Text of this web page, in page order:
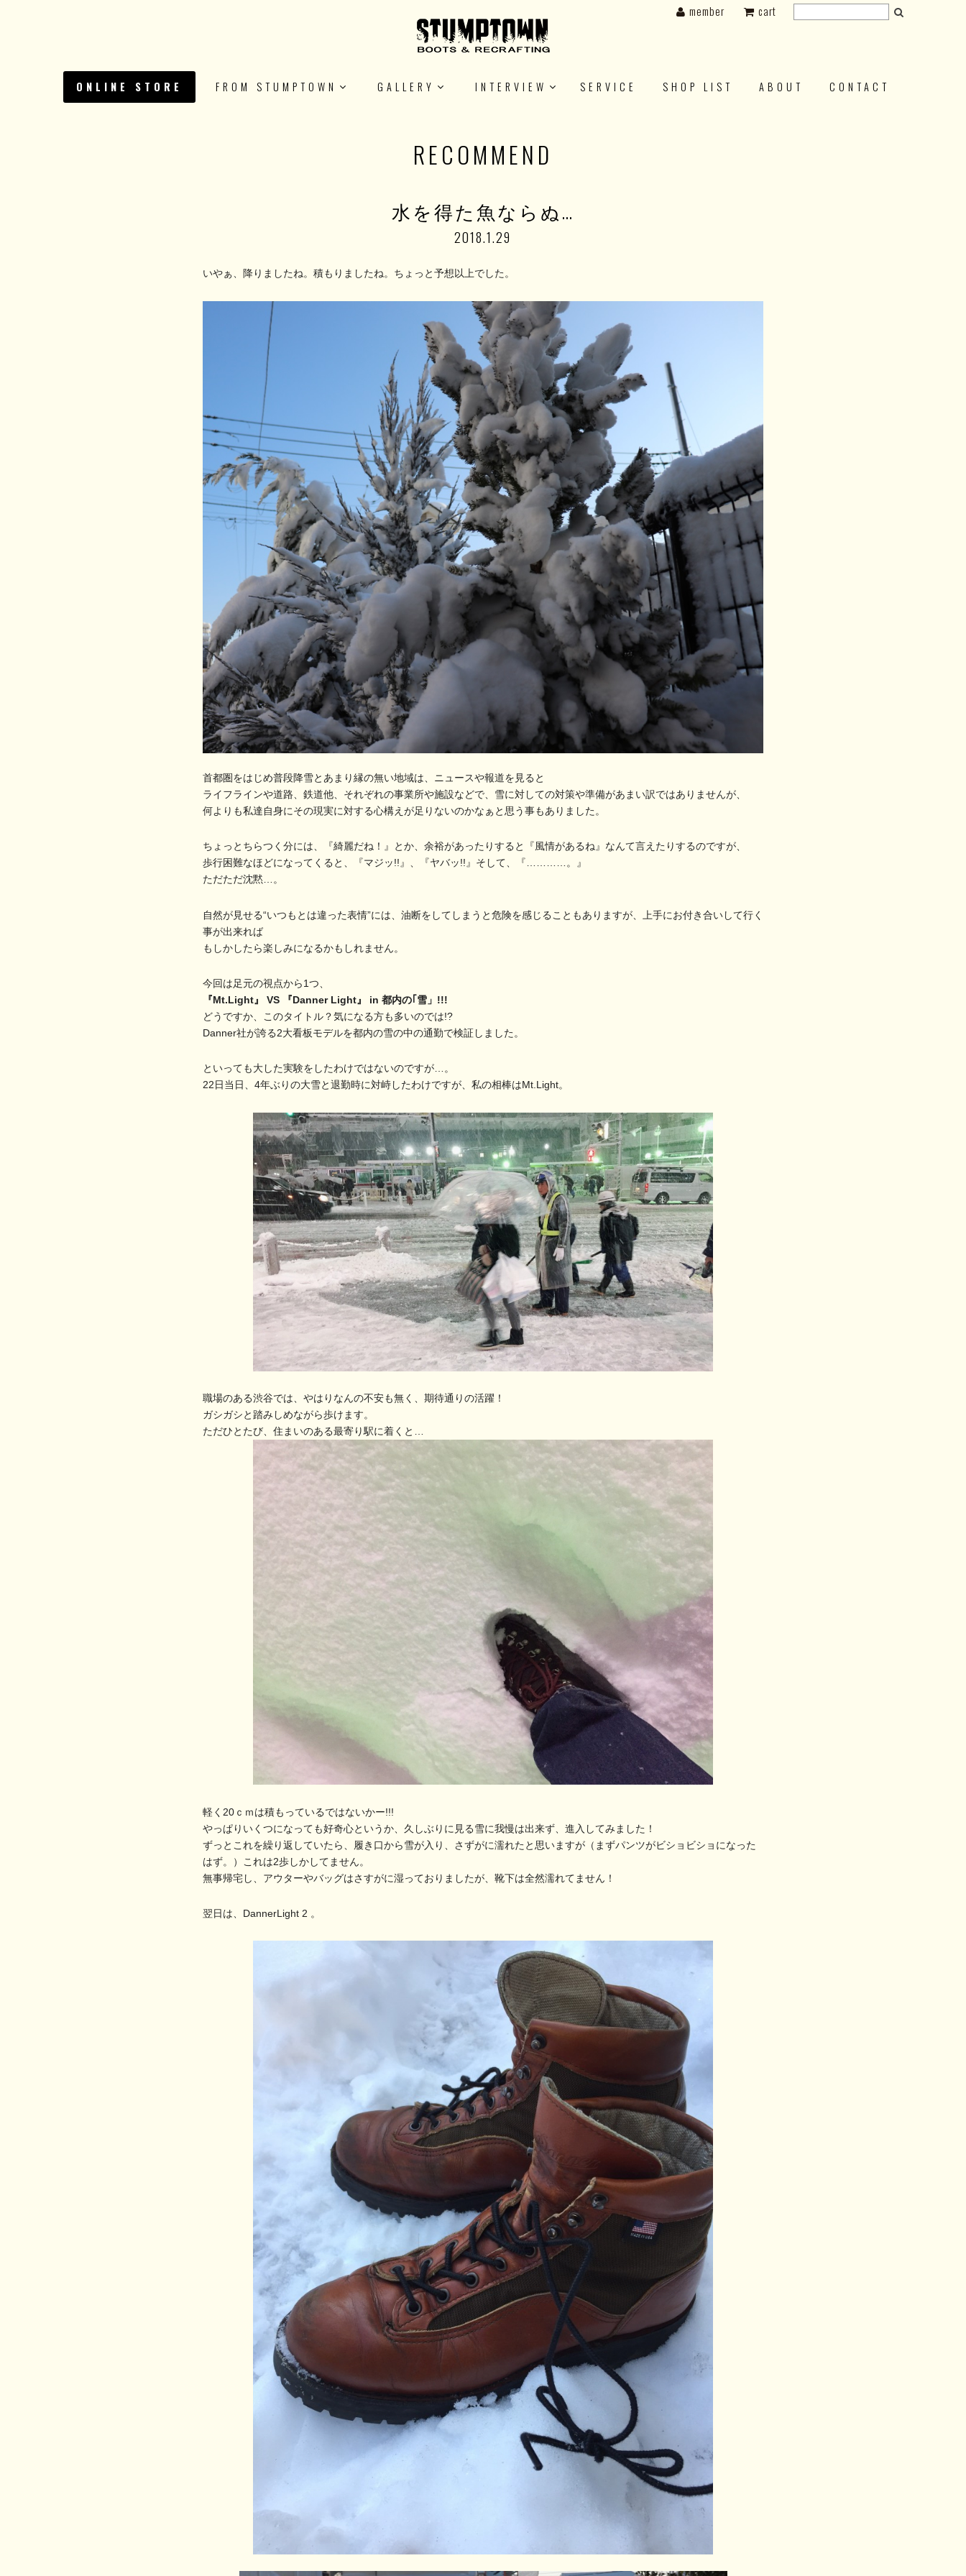
ONLINE STORE FROM STUMPTOWN GALLERY INTERVIEW SERVICE SHOP LIST ABOUT CONTACT
member cart
RECOMMEND
水を得た魚ならぬ…
2018.1.29
いやぁ、降りましたね。積もりましたね。ちょっと予想以上でした。
首都圏をはじめ普段降雪とあまり縁の無い地域は、ニュースや報道を見ると
ライフラインや道路、鉄道他、それぞれの事業所や施設などで、雪に対しての対策や準備があまい訳ではありませんが、
何よりも私達自身にその現実に対する心構えが足りないのかなぁと思う事もありました。
ちょっとちらつく分には、『綺麗だね！』とか、余裕があったりすると『風情があるね』なんて言えたりするのですが、
歩行困難なほどになってくると、『マジッ!!』、『ヤバッ!!』そして、『…………。』
ただただ沈黙…。
自然が見せる“いつもとは違った表情”には、油断をしてしまうと危険を感じることもありますが、上手にお付き合いして行く
事が出来れば
もしかしたら楽しみになるかもしれません。
今回は足元の視点から1つ、
『Mt.Light』 VS 『Danner Light』 in 都内の｢雪」!!!
どうですか、このタイトル？気になる方も多いのでは!?
Danner社が誇る2大看板モデルを都内の雪の中の通勤で検証しました。
といっても大した実験をしたわけではないのですが…。
22日当日、4年ぶりの大雪と退勤時に対峙したわけですが、私の相棒はMt.Light。
職場のある渋谷では、やはりなんの不安も無く、期待通りの活躍！
ガシガシと踏みしめながら歩けます。
ただひとたび、住まいのある最寄り駅に着くと…
軽く20ｃｍは積もっているではないかー!!!
やっぱりいくつになっても好奇心というか、久しぶりに見る雪に我慢は出来ず、進入してみました！
ずっとこれを繰り返していたら、履き口から雪が入り、さずがに濡れたと思いますが（まずパンツがビショビショになった
はず。）これは2歩しかしてません。
無事帰宅し、アウターやバッグはさすがに湿っておりましたが、靴下は全然濡れてません！
翌日は、DannerLight 2 。